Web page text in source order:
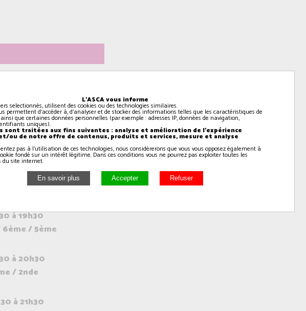
à 17h45
à 18h30
à 19h30
6ème / 5ème
à 20h30
/ 2nde
à 21h30
L'ASCA vous informe
selectionnés, utilisent des cookies ou des technologies similaires.
permettent d'accéder à, d'analyser et de stocker des informations telles que les caractéristiques de
que certaines données personnelles (par exemple : adresses IP, données de navigation,
uniques).
sont traitées aux fins suivantes : analyse et amélioration de l'expérience
ou de notre offre de contenus, produits et services, mesure et analyse
pas à l'utilisation de ces technologies, nous considérerons que vous vous opposez également à
fondé sur un intérêt légitime. Dans ces conditions vous ne pourrez pas exploiter toutes les
site internet.